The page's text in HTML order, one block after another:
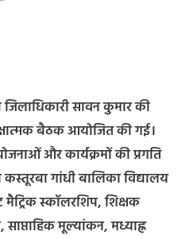
सावन कुमार की
बैठक आयोजित की गई।
और कार्यक्रमों की प्रगति
गांधी बालिका विद्यालय
मैट्रिक स्कॉलरशिप, शिक्षक
मूल्यांकन, मध्याह्न